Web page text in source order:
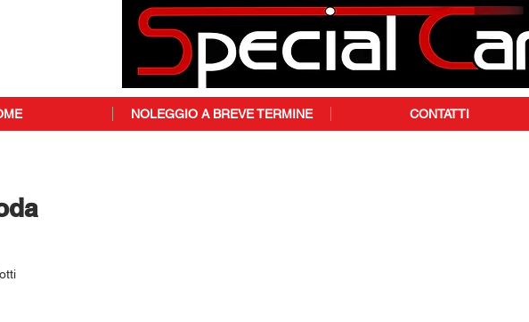
NOLEGGIO A BREVE TERMINE CONTATTI